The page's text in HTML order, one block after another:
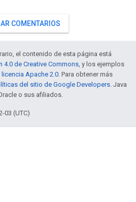
COMENTARIOS
el contenido de esta página está
4.0 de Creative Commons, y los ejemplos
licencia Apache 2.0. Para obtener más
del sitio de Google Developers. Java
o sus afiliados.
03 (UTC)